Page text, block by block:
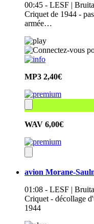
00:45 - LESF |
Criquet de 1944 -
armée…
MP3 2,40€
WAV 6,00€
avion Morane-
01:08 - LESF |
Criquet - décollage
1944